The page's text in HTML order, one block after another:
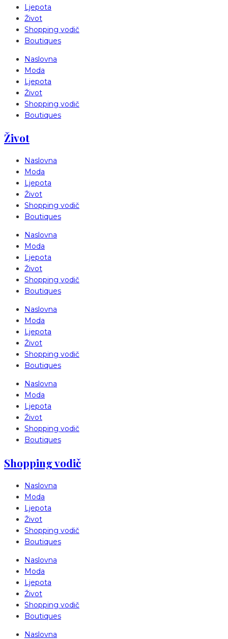
Ljepota
Život
Shopping vodič
Boutiques
Naslovna
Moda
Ljepota
Život
Shopping vodič
Boutiques
Život
Naslovna
Moda
Ljepota
Život
Shopping vodič
Boutiques
Naslovna
Moda
Ljepota
Život
Shopping vodič
Boutiques
Naslovna
Moda
Ljepota
Život
Shopping vodič
Boutiques
Naslovna
Moda
Ljepota
Život
Shopping vodič
Boutiques
Shopping vodič
Naslovna
Moda
Ljepota
Život
Shopping vodič
Boutiques
Naslovna
Moda
Ljepota
Život
Shopping vodič
Boutiques
Naslovna